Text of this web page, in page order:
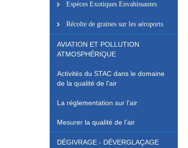
Espèces Exotiques Envahissantes
Récolte de graines sur les aéroports
AVIATION ET POLLUTION
ATMOSPHÉRIQUE
Activités du STAC dans le domaine
de la qualité de l'air
La réglementation sur l'air
Mesurer la qualité de l'air
DÉGIVRAGE - DÉVERGLAÇAGE